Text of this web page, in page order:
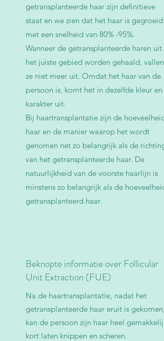
getransplanteerde haar zijn definitieve
staat en we zien dat het haar is gegroeid
met een snelheid van 80% -95%.
Wanneer de getransplanteerde haren uit
het juiste gebied worden gehaald, vallen
ze niet meer uit. Omdat het haar van de
persoon is, komt het in dezelfde kleur en
karakter uit.
Bij haartransplantatie zijn de hoeveelheid
haar en de manier waarop het wordt
genomen net zo belangrijk als de richting
van het getransplanteerde haar. De
natuurlijkheid van de voorste haarlijn is
minstens zo belangrijk als de hoeveelheid
getransplanteerd haar.
Beknopte informatie over Follicular
Unit Extraction (FUE)
Na de haartransplantatie, nadat het
getransplanteerde haar eruit is gekomen,
kan de persoon zijn haar heel gemakkelijk
kort laten knippen en scheren.